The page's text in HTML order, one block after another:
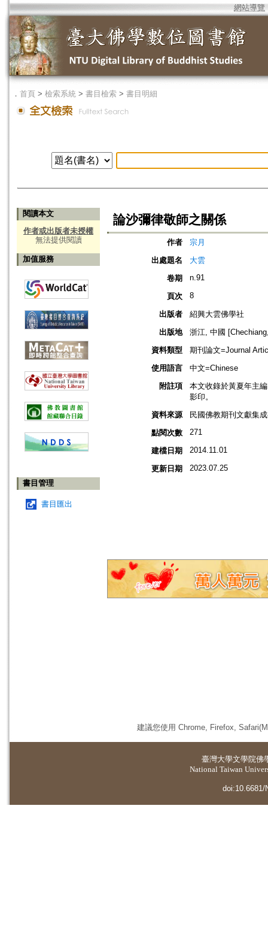
網站導覽
． 首頁 > 檢索系統 > 書目檢索 > 書目明細
閱讀本文
作者或出版者未授權
無法提供閱讀
加值服務
書目管理
書目匯出
論沙彌律敬師之關係
作者
宗月
出處題名
大雲
卷期
n.91
頁次 8
出版者
紹興大雲佛學社
出版地
浙江, 中國
資料類型
期刊論文=Journal
使用語言
中文=Chinese
附註項
本文收錄於黃夏年主
影印。
資料來源
民國佛教期刊文獻集
點閱次數
271
建檔日期 2014.11.01
更新日期 2023.07.25
建議您使用 Chrome, Firefox,
臺灣大學文學院佛
National Taiwan
doi:10.6681/